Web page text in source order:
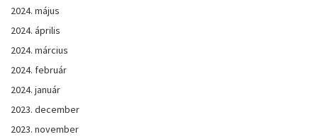
2024. május
2024. április
2024. március
2024. február
2024. január
2023. december
2023. november